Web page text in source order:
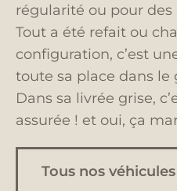
régularité ou pour des
Tout a été refait ou
configuration, c’est
toute sa place dans le
Dans sa livrée grise,
assurée ! et oui, ça
Tous nos